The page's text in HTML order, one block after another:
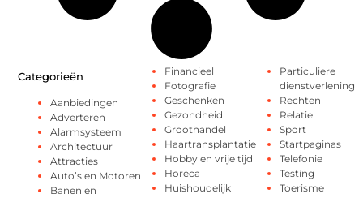
Categorieën
Aanbiedingen
Adverteren
Alarmsysteem
Architectuur
Attracties
Auto’s en Motoren
Banen en
Financieel
Fotografie
Geschenken
Gezondheid
Groothandel
Haartransplantatie
Hobby en vrije tijd
Horeca
Huishoudelijk
Particuliere
dienstverlening
Rechten
Relatie
Sport
Startpaginas
Telefonie
Testing
Toerisme